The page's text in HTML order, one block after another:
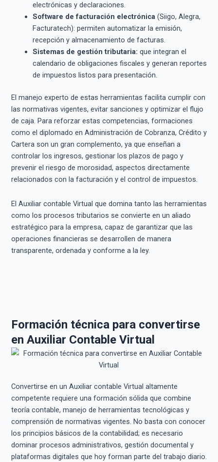
electrónicas y declaraciones.
Software de facturación electrónica(Siigo, Alegra,
Facturatech): permiten automatizar la emisión,
recepción y almacenamiento de facturas.
Sistemas de gestión tributaria: que integran el
calendario de obligaciones fiscales y generan reportes
de impuestos listos para presentación.
El manejo experto de estas herramientas facilita cumplir con
las normativas vigentes, evitar sanciones y optimizar el flujo
de caja. Para reforzar estas competencias, formaciones
como el diplomado en Administración de Cobranza, Crédito y
Cartera son un gran complemento, ya que enseñan a
controlar los ingresos, gestionar los plazos de pago y
prevenir el riesgo de morosidad, aspectos directamente
relacionados con la facturación y el control de impuestos.
El Auxiliar contable Virtual que domina tanto las herramientas
como los procesos tributarios se convierte en un aliado
estratégico para la empresa, capaz de garantizar que las
operaciones financieras se desarrollen de manera
transparente, ordenada y conforme a la ley.
Formación técnica para convertirse
en Auxiliar Contable Virtual
Convertirse en un Auxiliar contable Virtual altamente
competente requiere una formación sólida que combine
teoría contable, manejo de herramientas tecnológicas y
comprensión de normativas vigentes. No basta con conocer
los principios básicos de la contabilidad; es necesario
dominar procesos administrativos, gestión documental y
plataformas digitales que hoy forman parte del trabajo diario.